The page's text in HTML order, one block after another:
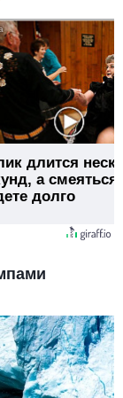
длится
а
долго